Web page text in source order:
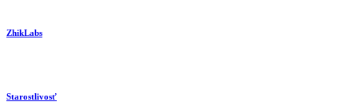
ZhikLabs
Starostlivosť